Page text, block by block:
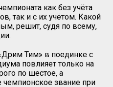
как без учёта
так и с их учётом. Какой
решит, судя по всему,
Тим» в поединке с
повлияет только на
по шестое, а
чемпионское звание при